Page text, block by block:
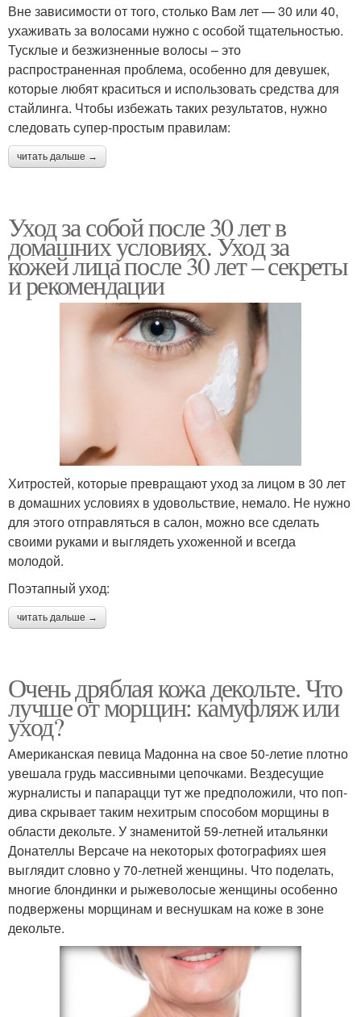
Вне зависимости от того, столько Вам лет — 30 или 40,
ухаживать за волосами нужно с особой тщательностью.
Тусклые и безжизненные волосы – это
распространенная проблема, особенно для девушек,
которые любят краситься и использовать средства для
стайлинга. Чтобы избежать таких результатов, нужно
следовать супер-простым правилам:
читать дальше →
Уход за собой после 30 лет в
домашних условиях. Уход за
кожей лица после 30 лет – секреты
и рекомендации
Хитростей, которые превращают уход за лицом в 30 лет
в домашних условиях в удовольствие, немало. Не нужно
для этого отправляться в салон, можно все сделать
своими руками и выглядеть ухоженной и всегда
молодой.
Поэтапный уход:
читать дальше →
Очень дряблая кожа декольте. Что
лучше от морщин: камуфляж или
уход?
Американская певица Мадонна на свое 50-летие плотно
увешала грудь массивными цепочками. Вездесущие
журналисты и папарацци тут же предположили, что поп-
дива скрывает таким нехитрым способом морщины в
области декольте. У знаменитой 59-летней итальянки
Донателлы Версаче на некоторых фотографиях шея
выглядит словно у 70-летней женщины. Что поделать,
многие блондинки и рыжеволосые женщины особенно
подвержены морщинам и веснушкам на коже в зоне
декольте.